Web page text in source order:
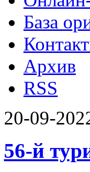
База
Архив
RSS
20-09-
56-й